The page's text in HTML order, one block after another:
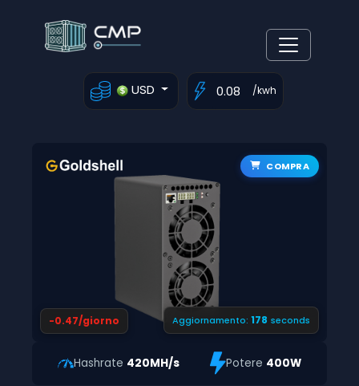
USD /kwh
COMPRA
-0.47/giorno Aggiornamento: 177 seconds
Hashrate 420MH/s Potere 400W